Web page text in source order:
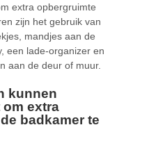
extra opbergruimte
zijn het gebruik van
mandjes aan de
een lade-organizer en
aan de deur of muur.
kunnen
extra
badkamer te